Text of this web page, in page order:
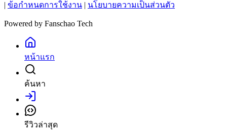
ข้อกำหนดการใช้งาน นโยบายความเป็นส่วนตัว
Powered by Fanschao Tech
หน้าแรก
ค้นหา
เข้าสู่ระบบ
รีวิวล่าสุด